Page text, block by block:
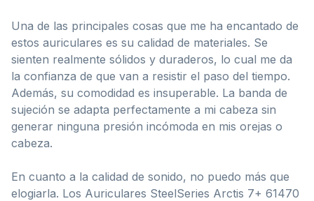
Una de las principales cosas que me ha encantado de
estos auriculares es su calidad de materiales. Se
sienten realmente sólidos y duraderos, lo cual me da
la confianza de que van a resistir el paso del tiempo.
Además, su comodidad es insuperable. La banda de
sujeción se adapta perfectamente a mi cabeza sin
generar ninguna presión incómoda en mis orejas o
cabeza.
En cuanto a la calidad de sonido, no puedo más que
elogiarla. Los Auriculares SteelSeries Arctis 7+ 61470